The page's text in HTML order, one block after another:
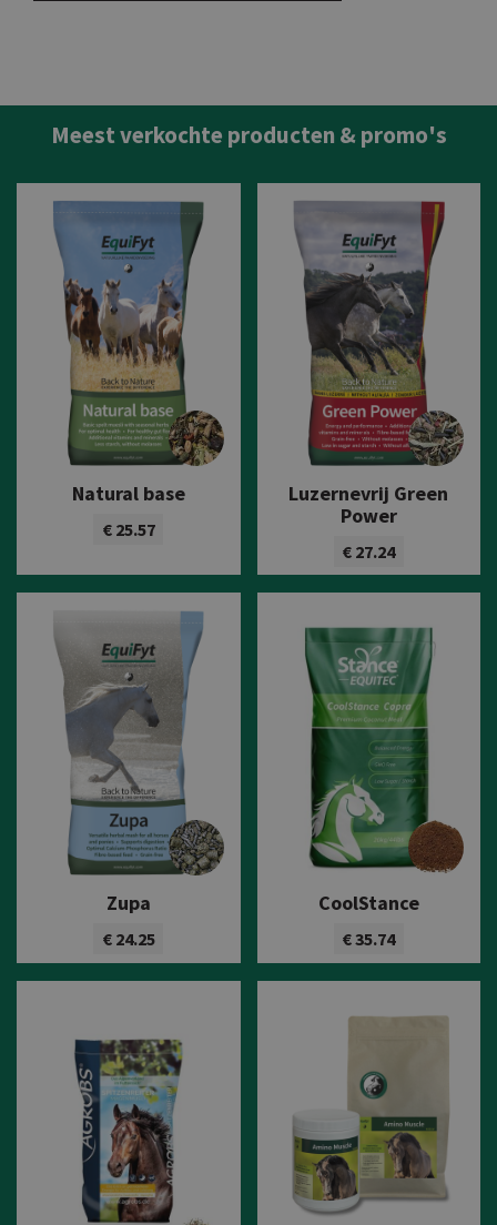
Meest verkochte producten & promo's
Natural base
€ 25.57
Luzernevrij Green
Power
€ 27.24
Bekijk product
Zupa
€ 24.25
Bekijk product
CoolStance
€ 35.74
Bekijk product